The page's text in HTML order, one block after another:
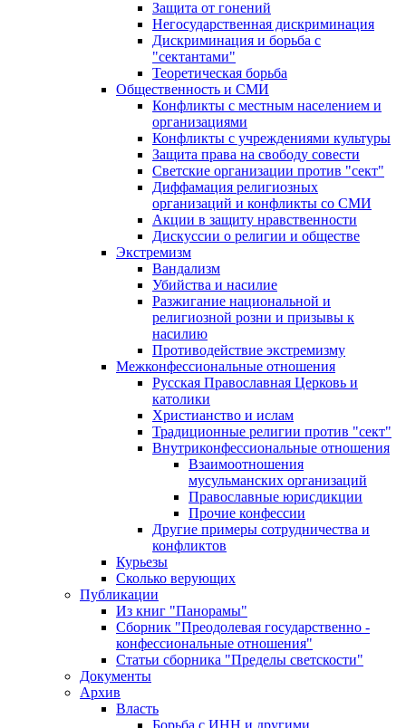
Защита от гонений
Негосударственная дискриминация
Дискриминация и борьба с
"сектантами"
Теоретическая борьба
Общественность и СМИ
Конфликты с местным населением и
организациями
Конфликты с учреждениями культуры
Защита права на свободу совести
Светские организации против "сект"
Диффамация религиозных
организаций и конфликты со СМИ
Акции в защиту нравственности
Дискуссии о религии и обществе
Экстремизм
Вандализм
Убийства и насилие
Разжигание национальной и
религиозной розни и призывы к
насилию
Противодействие экстремизму
Межконфессиональные отношения
Русская Православная Церковь и
католики
Христианство и ислам
Традиционные религии против "сект"
Внутриконфессиональные отношения
Взаимоотношения
мусульманских организаций
Православные юрисдикции
Прочие конфессии
Другие примеры сотрудничества и
конфликтов
Курьезы
Сколько верующих
Публикации
Из книг "Панорамы"
Сборник "Преодолевая государственно -
конфессиональные отношения"
Статьи сборника "Пределы светскости"
Документы
Архив
Власть